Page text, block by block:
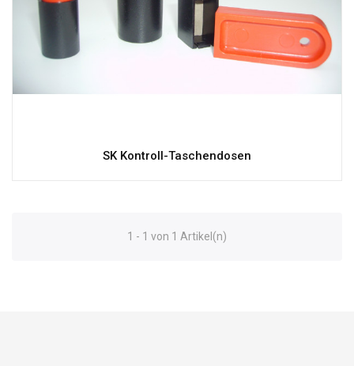
SK Kontroll-Taschendosen
1 - 1 von 1 Artikel(n)